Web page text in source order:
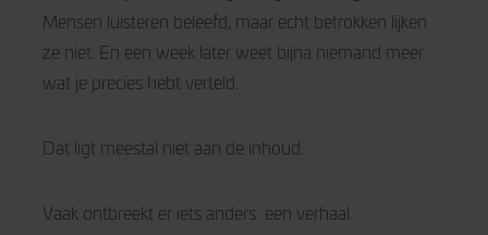
Mensen luisteren beleefd, maar echt betrokken lijken
ze niet. En een week later weet bijna niemand meer
wat je precies hebt verteld.
Dat ligt meestal niet aan de inhoud.
Vaak ontbreekt er iets anders: een verhaal.